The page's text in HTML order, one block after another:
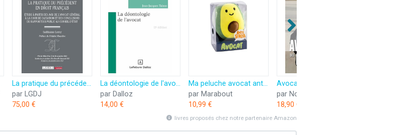
La pratique du précédent en droit français: Étude à partir des avis de l'avocat général à la Cour de cassation et des conclusions du rapporteur public au Conseil d'État (Tome 635)
par LGDJ
75,00 €
La déontologie de l'avocat. 13e éd.
par Dalloz
14,00 €
Ma peluche avocat anti-stress
par Marabout
10,99 €
Avocat des flics
18,90 €
livres proposés chez notre partenaire Amazon